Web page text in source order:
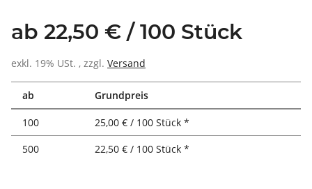
ab 22,50 € / 100 Stück
exkl. 19% USt. , zzgl. Versand
ab Grundpreis
100
25,00 € / 100 Stück *
500
22,50 € / 100 Stück *